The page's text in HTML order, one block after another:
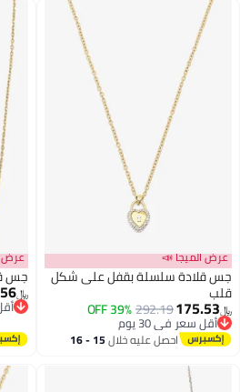
عرض الميجا 📣
جس قلادة سلسلة بقفل على شكل
قلب
﷼‏175.53
292.19
39% OFF
أقل سعر في 30 يوم
أقل سعر في 30 يوماحصل عليه خلال 15 - 16
عرض
جس
﷼‏